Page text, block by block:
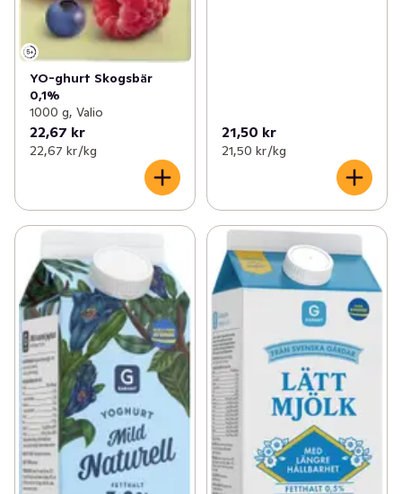
YO-ghurt Skogsbär
0,1%
1000 g, Valio
22,67 kr
22,67 kr /kg
21,50 kr
21,50 kr /kg